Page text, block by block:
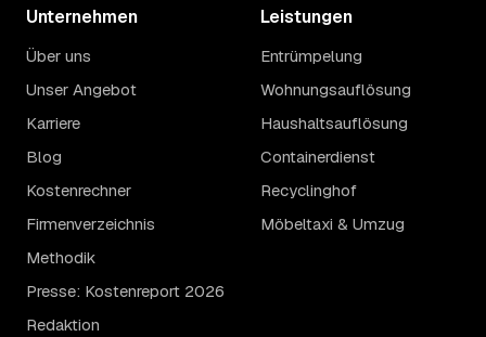
Unternehmen
Über uns
Unser Angebot
Karriere
Blog
Kostenrechner
Firmenverzeichnis
Methodik
Presse: Kostenreport 2026
Redaktion
Leistungen
Entrümpelung
Wohnungsauflösung
Haushaltsauflösung
Containerdienst
Recyclinghof
Möbeltaxi & Umzug